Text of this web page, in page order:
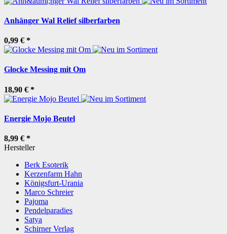
Anhänger Wal Relief silberfarben
0,99 € *
Glocke Messing mit Om
18,90 € *
Energie Mojo Beutel
8,99 € *
Hersteller
Berk Esoterik
Kerzenfarm Hahn
Königsfurt-Urania
Marco Schreier
Pajoma
Pendelparadies
Satya
Schirner Verlag